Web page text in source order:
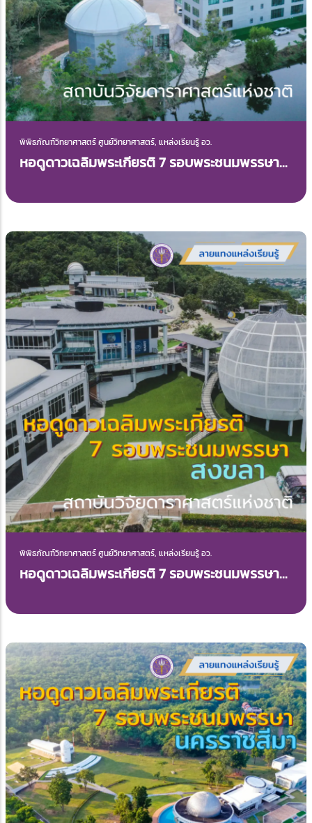
พิพิธภัณฑ์วิทยาศาสตร์ ศูนย์วิทยาศาสตร์, แหล่งเรียนรู้ อว.
หอดูดาวเฉลิมพระเกียรติ 7 รอบพระชนมพรรษา
พิพิธภัณฑ์วิทยาศาสตร์ ศูนย์วิทยาศาสตร์, แหล่งเรียนรู้ อว.
หอดูดาวเฉลิมพระเกียรติ 7 รอบพระชนมพรรษา